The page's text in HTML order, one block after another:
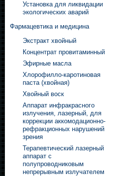
Установка для ликвидации
экологических аварий
Фармацевтика и медицина
Экстракт хвойный
Концентрат провитаминный
Эфирные масла
Хлорофилло-каротиновая
паста (хвойная)
Хвойный воск
Аппарат инфракрасного
излучения, лазерный, для
коррекции аккомодационно-
рефракционных нарушений
зрения
Терапевтический лазерный
аппарат с
полупроводниковым
непрерывным излучателем